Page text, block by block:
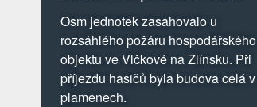
obytnou část
Osm jednotek zasahovalo u
rozsáhlého požáru hospodářského
objektu ve Vlčkové na Zlínsku. Při
příjezdu hasičů byla budova celá v
plamenech.